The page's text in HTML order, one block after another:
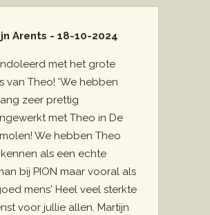
Arents - 18-10-2024
met het grote
van Theo! 'We hebben
zeer prettig
met Theo in De
We hebben Theo
als een echte
bij PION maar vooral als
mens' Heel veel sterkte
voor jullie allen. Martijn